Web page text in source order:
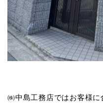
㈱中島工務店ではお客様